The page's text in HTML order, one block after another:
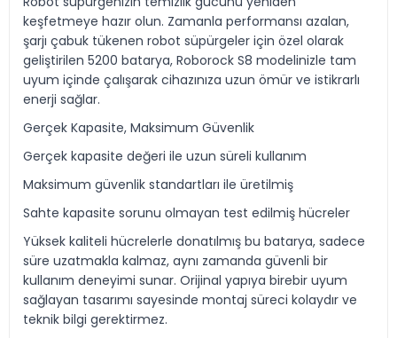
keşfetmeye hazır olun. Zamanla performansı azalan,
şarjı çabuk tükenen robot süpürgeler için özel olarak
geliştirilen 5200 batarya, Roborock S8 modelinizle tam
uyum içinde çalışarak cihazınıza uzun ömür ve istikrarlı
enerji sağlar.
Gerçek Kapasite, Maksimum Güvenlik
Gerçek kapasite değeri ile uzun süreli kullanım
Maksimum güvenlik standartları ile üretilmiş
Sahte kapasite sorunu olmayan test edilmiş hücreler
Yüksek kaliteli hücrelerle donatılmış bu batarya, sadece
süre uzatmakla kalmaz, aynı zamanda güvenli bir
kullanım deneyimi sunar. Orijinal yapıya birebir uyum
sağlayan tasarımı sayesinde montaj süreci kolaydır ve
teknik bilgi gerektirmez.